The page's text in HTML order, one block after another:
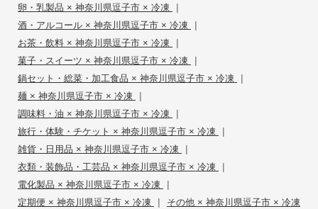
卵・乳製品 × 神奈川県逗子市 × 冷凍 |
酒・アルコール × 神奈川県逗子市 × 冷凍 |
お茶・飲料 × 神奈川県逗子市 × 冷凍 |
菓子・スイーツ × 神奈川県逗子市 × 冷凍 |
鍋セット・総菜・加工食品 × 神奈川県逗子市 × 冷凍 |
麺 × 神奈川県逗子市 × 冷凍 |
調味料・油 × 神奈川県逗子市 × 冷凍 |
旅行・体験・チケット × 神奈川県逗子市 × 冷凍 |
雑貨・日用品 × 神奈川県逗子市 × 冷凍 |
衣類・装飾品・工芸品 × 神奈川県逗子市 × 冷凍 |
電化製品 × 神奈川県逗子市 × 冷凍 |
定期便 × 神奈川県逗子市 × 冷凍 | その他 × 神奈川県逗子市 × 冷凍